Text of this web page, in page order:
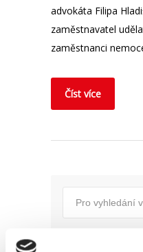
advokáta Filipa
zaměstnavatel
zaměstnanci
Číst více